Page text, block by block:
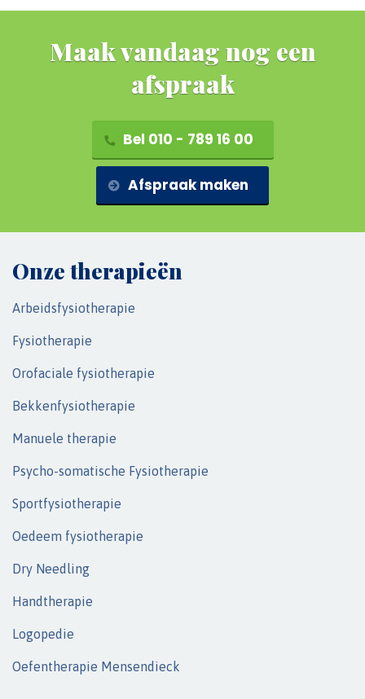
Maak vandaag nog een
afspraak
Bel 010 - 789 16 00
Afspraak maken
Onze therapieën
Arbeidsfysiotherapie
Fysiotherapie
Orofaciale fysiotherapie
Bekkenfysiotherapie
Manuele therapie
Psycho-somatische Fysiotherapie
Sportfysiotherapie
Oedeem fysiotherapie
Dry Needling
Handtherapie
Logopedie
Oefentherapie Mensendieck